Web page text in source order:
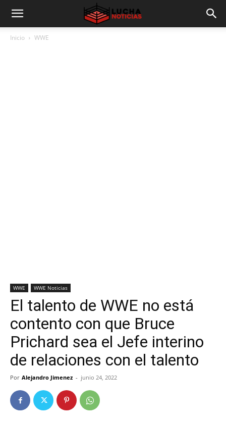
Inicio WWE
WWE WWE Noticias
El talento de WWE no está
contento con que Bruce
Prichard sea el Jefe interino
de relaciones con el talento
Por Alejandro Jimenez - junio 24, 2022